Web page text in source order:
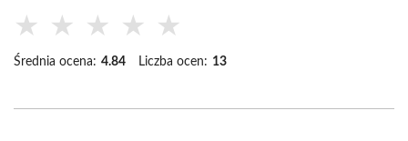
★ ★ ★ ★ ★
Średnia ocena: 4.84 Liczba ocen: 13